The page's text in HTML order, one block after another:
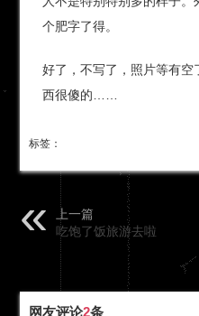
个肥字了得。
好了，不写了，照片等有
西很傻的……
标签：
上一篇
吃饱了饭旅游去啦
网友评论2条